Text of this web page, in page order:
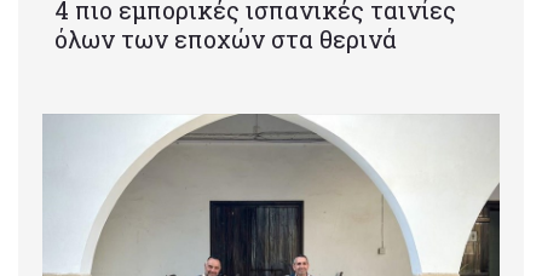
4 πιο εμπορικές ισπανικές ταινίες
όλων των εποχών στα θερινά